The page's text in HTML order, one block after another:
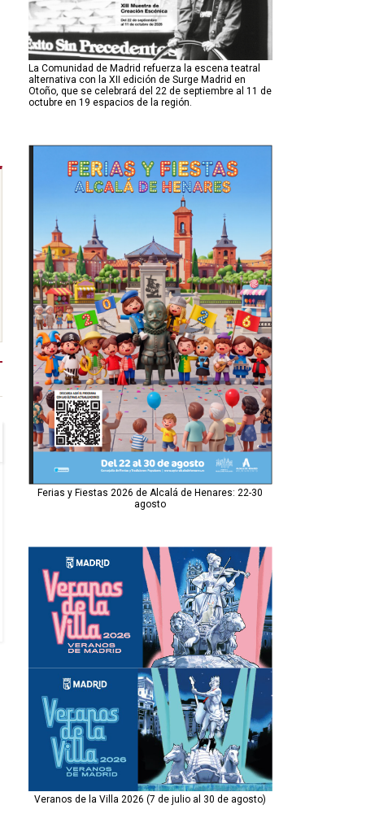
La Comunidad de Madrid refuerza la escena teatral
alternativa con la XII edición de Surge Madrid en
Otoño, que se celebrará del 22 de septiembre al 11 de
octubre en 19 espacios de la región.
Ferias y Fiestas 2026 de Alcalá de Henares: 22-30
agosto
Veranos de la Villa 2026 (7 de julio al 30 de agosto)